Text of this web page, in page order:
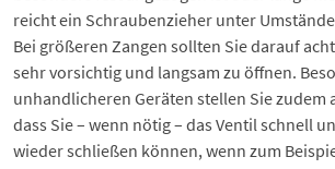
reicht ein Schraubenzieher unter
Bei größeren Zangen sollten Sie darauf
sehr vorsichtig und langsam zu öffnen.
unhandlicheren Geräten stellen Sie zudem
dass Sie – wenn nötig – das Ventil schnell
wieder schließen können, wenn zum